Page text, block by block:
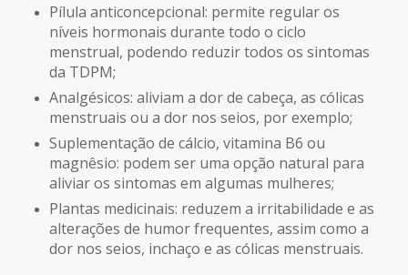
Pílula anticoncepcional: permite regular os
níveis hormonais durante todo o ciclo
menstrual, podendo reduzir todos os sintomas
da TDPM;
Analgésicos: aliviam a dor de cabeça, as cólicas
menstruais ou a dor nos seios, por exemplo;
Suplementação de cálcio, vitamina B6 ou
magnêsio: podem ser uma opção natural para
aliviar os sintomas em algumas mulheres;
Plantas medicinais: reduzem a irritabilidade e as
alterações de humor frequentes, assim como a
dor nos seios, inchaço e as cólicas menstruais.